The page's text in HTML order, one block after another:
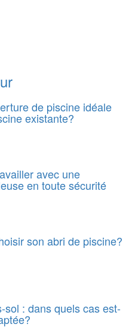
de piscine idéale
existante?
avec une
en toute sécurité
son abri de piscine?
sol : dans quels cas est-